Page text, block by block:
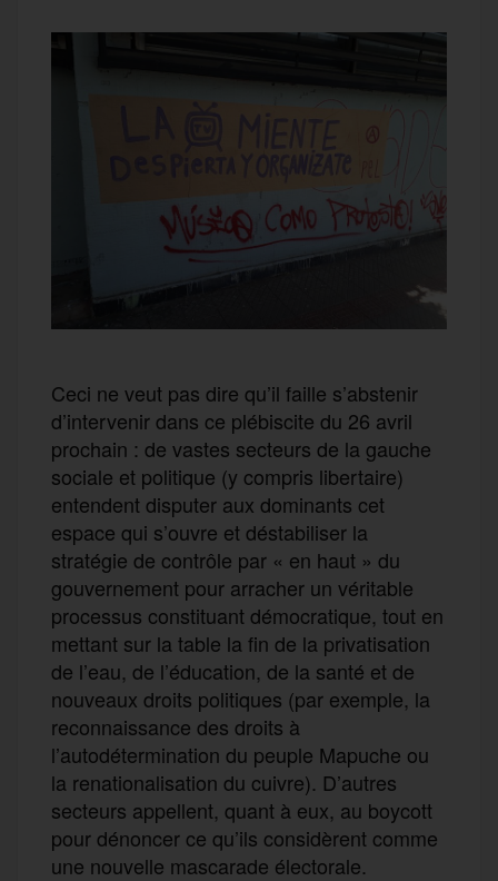
Ceci ne veut pas dire qu’il faille s’abstenir
d’intervenir dans ce plébiscite du 26 avril
prochain : de vastes secteurs de la gauche
sociale et politique (y compris libertaire)
entendent disputer aux dominants cet
espace qui s’ouvre et déstabiliser la
stratégie de contrôle par « en haut » du
gouvernement pour arracher un véritable
processus constituant démocratique, tout en
mettant sur la table la fin de la privatisation
de l’eau, de l’éducation, de la santé et de
nouveaux droits politiques (par exemple, la
reconnaissance des droits à
l’autodétermination du peuple Mapuche ou
la renationalisation du cuivre). D’autres
secteurs appellent, quant à eux, au boycott
pour dénoncer ce qu’ils considèrent comme
une nouvelle mascarade électorale.